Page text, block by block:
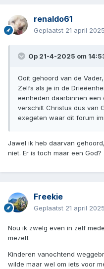
renaldo61
Geplaatst 21 april 2025
Op 21-4-2025 om
Ooit gehoord van de
Zelfs als je in de
eenheden daarbinnen een
verschilt Christus dus van
exegeten waar dit forum
Jawel ik heb daarvan
niet. Er is toch maar een God?
Freekie
Geplaatst 21 april 2025
Nou ik zwelg even in zelf
mezelf.
Kinderen vanochtend
wilde maar wel om iets voor